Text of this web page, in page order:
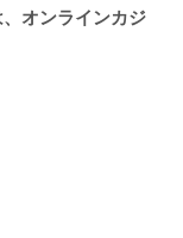
オンラインカジ